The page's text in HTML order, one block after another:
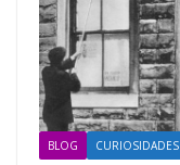
BLOG CURIOSIDADES